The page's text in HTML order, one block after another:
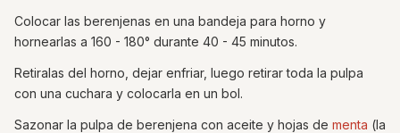
Colocar las berenjenas en una bandeja para horno y
hornearlas a 160 - 180° durante 40 - 45 minutos.
Retiralas del horno, dejar enfriar, luego retirar toda la pulpa
con una cuchara y colocarla en un bol.
Sazonar la pulpa de berenjena con aceite y hojas de menta (la